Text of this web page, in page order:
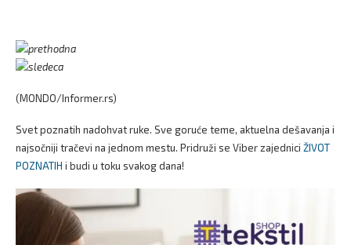
(MONDO/Informer.rs)
Svet poznatih nadohvat ruke. Sve goruće teme, aktuelna dešavanja i
najsočniji tračevi na jednom mestu. Pridruži se Viber zajednici ŽIVOT
POZNATIH i budi u toku svakog dana!